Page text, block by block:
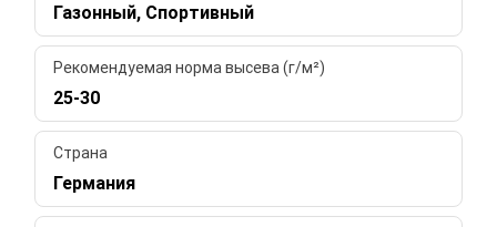
Газонный, Спортивный
Рекомендуемая норма высева (г/м²)
25-30
Страна
Германия